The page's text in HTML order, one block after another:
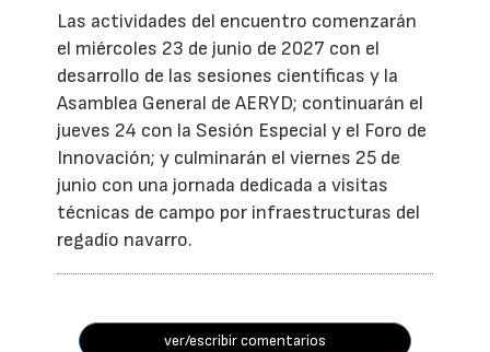
Las actividades del encuentro comenzarán
el miércoles 23 de junio de 2027 con el
desarrollo de las sesiones científicas y la
Asamblea General de AERYD; continuarán el
jueves 24 con la Sesión Especial y el Foro de
Innovación; y culminarán el viernes 25 de
junio con una jornada dedicada a visitas
técnicas de campo por infraestructuras del
regadío navarro.
ver/escribir comentarios